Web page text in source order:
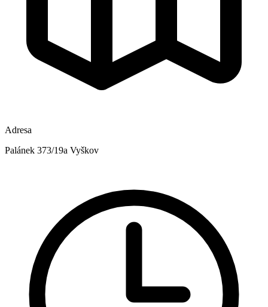
Adresa
Palánek 373/19a Vyškov